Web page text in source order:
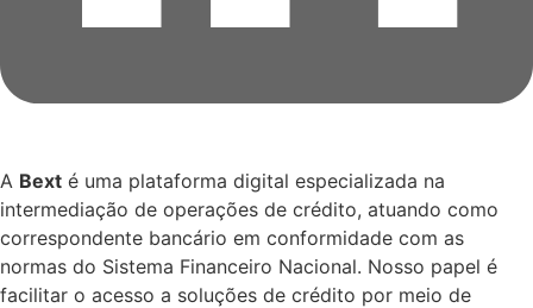
A Bext é uma plataforma digital especializada na
intermediação de operações de crédito, atuando como
correspondente bancário em conformidade com as
normas do Sistema Financeiro Nacional. Nosso papel é
facilitar o acesso a soluções de crédito por meio de